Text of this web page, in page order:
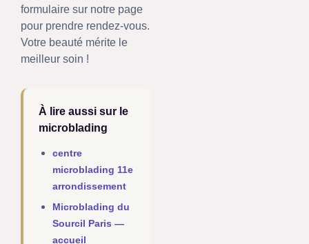
formulaire sur notre page
pour prendre rendez-vous.
Votre beauté mérite le
meilleur soin !
À lire aussi sur le
microblading
centre
microblading 11e
arrondissement
Microblading du
Sourcil Paris —
accueil